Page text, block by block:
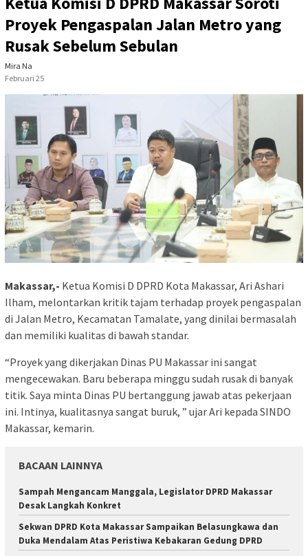
Proyek Pengaspalan Jalan Metro yang
Rusak Sebelum Sebulan
Mira Na
Februari 25
Makassar,- Ketua Komisi D DPRD Kota Makassar, Ari Ashari
Ilham, melontarkan kritik tajam terhadap proyek pengaspalan
di Jalan Metro, Kecamatan Tamalate, yang dinilai bermasalah
dan memiliki kualitas di bawah standar.
“Proyek yang dikerjakan Dinas PU Makassar ini sangat
mengecewakan. Baru beberapa minggu sudah rusak di banyak
titik. Saya minta Dinas PU bertanggung jawab atas pekerjaan
ini. Intinya, kualitasnya sangat buruk, ” ujar Ari kepada SINDO
Makassar, kemarin.
BACAAN LAINNYA
Sampah Mengancam Manggala, Legislator DPRD Makassar
Desak Langkah Konkret
Sekwan DPRD Kota Makassar Sampaikan Belasungkawa dan
Duka Mendalam Atas Peristiwa Kebakaran Gedung DPRD